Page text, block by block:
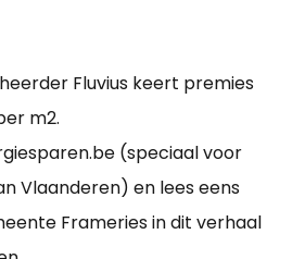
Fluvius keert premies
m2.
(speciaal voor
Vlaanderen) en lees eens
Frameries in dit verhaal